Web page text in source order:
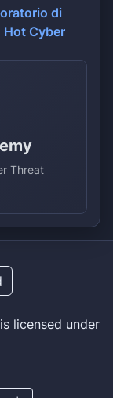
di
Hot Cyber
Threat
is licensed under